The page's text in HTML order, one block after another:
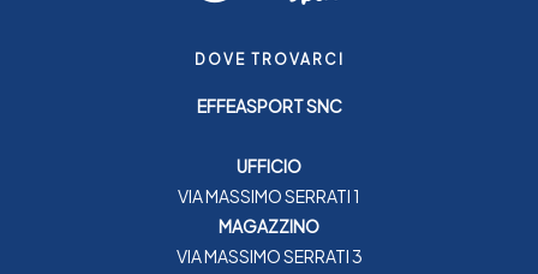
DOVE TROVARCI
EFFEASPORT SNC
UFFICIO
VIA MASSIMO SERRATI 1
MAGAZZINO
VIA MASSIMO SERRATI 3